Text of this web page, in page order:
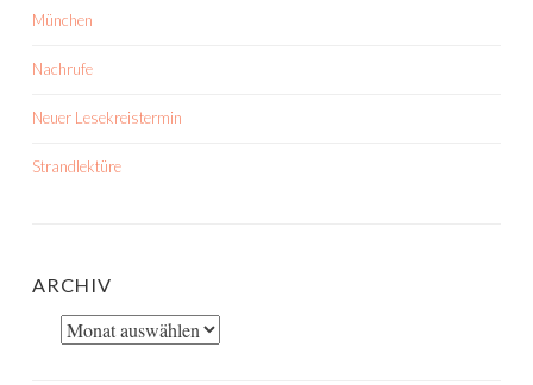
München
Nachrufe
Neuer Lesekreistermin
Strandlektüre
ARCHIV
Archiv